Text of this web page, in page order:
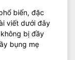
biến, đặc
viết dưới đây
bị đầy
bụng mẹ